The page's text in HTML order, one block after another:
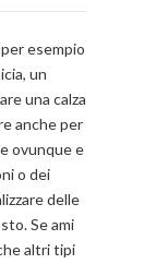
esempio
un
una calza
anche per
ovunque e
o dei
delle
Se ami
altri tipi